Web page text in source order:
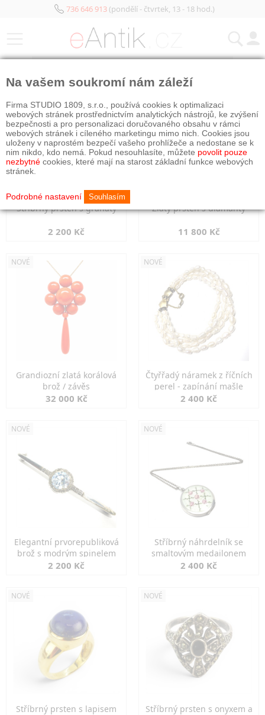
736 646 913(pondělí - čtvrtek, 13 - 18 hod.)
Stříbrný prsten s granáty
2 200 Kč
Zlatý prsten s diamanty
11 800 Kč
NOVÉ
Grandiozní zlatá korálová
brož / závěs
32 000 Kč
NOVÉ
Čtyřřadý náramek z říčních
perel - zapínání mašle
2 400 Kč
NOVÉ
Elegantní prvorepubliková
brož s modrým spinelem
2 200 Kč
NOVÉ
Stříbrný náhrdelník se
smaltovým medailonem
2 400 Kč
NOVÉ
Stříbrný prsten s lapisem
NOVÉ
Stříbrný prsten s onyxem a
Na vašem soukromí nám záleží
Firma STUDIO 1809, s.r.o., používá cookies k optimalizaci
webových stránek prostřednictvím analytických nástrojů, ke zvýšení
bezpečnosti a pro personalizaci doručovaného obsahu v rámci
webových stránek i cíleného marketingu mimo nich. Cookies jsou
uloženy v naprostém bezpečí vašeho prohlížeče a nedostane se k
nim nikdo, kdo nemá. Pokud nesouhlasíte, můžete povolit pouze
nezbytné cookies, které mají na starost základní funkce webových
stránek.
Podrobné nastavení Souhlasím